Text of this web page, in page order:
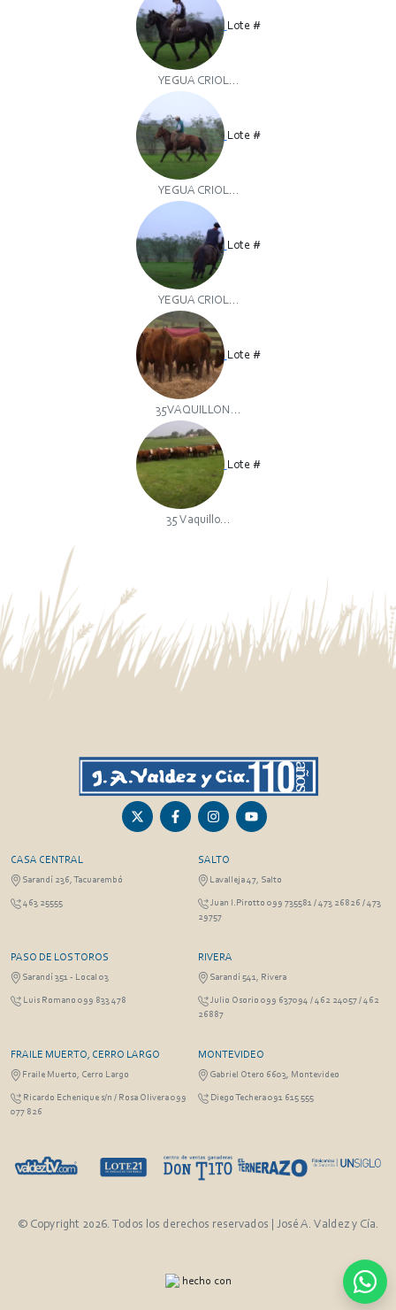
Lote #
YEGUA CRIOL...
Lote #
YEGUA CRIOL...
Lote #
YEGUA CRIOL...
Lote #
35VAQUILLON...
Lote #
35 Vaquillo...
CASA CENTRAL
Sarandí 236, Tacuarembó
463 25555
SALTO
Lavalleja 47, Salto
Juan I.Pirotto 099 735581 / 473 26826 / 473
29757
PASO DE LOS TOROS
Sarandí 351 - Local 03
Luis Romano 099 833 478
RIVERA
Sarandí 541, Rivera
Julio Osorio 099 637094 / 462 24057 / 462
26887
FRAILE MUERTO, CERRO LARGO
Fraile Muerto, Cerro Largo
Ricardo Echenique s/n / Rosa Olivera 099
077 826
MONTEVIDEO
Gabriel Otero 6603, Montevideo
Diego Techera 091 615 555
© Copyright 2026. Todos los derechos reservados | José A. Valdez y Cía.
hecho con